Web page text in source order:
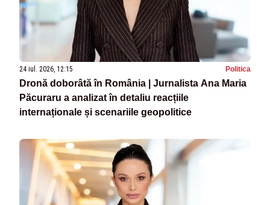
24 iul. 2026, 12:15 Politica
Dronă doborâtă în România | Jurnalista Ana Maria
Păcuraru a analizat în detaliu reacțiile
internaționale și scenariile geopolitice